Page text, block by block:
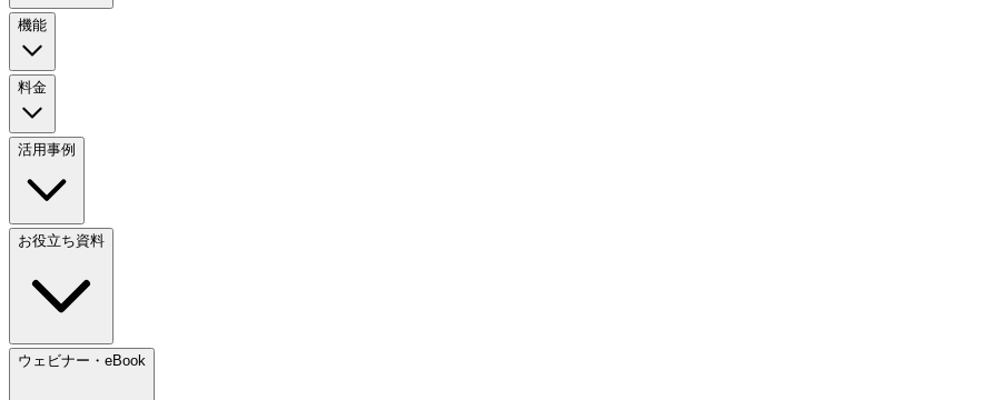
機能
料金
活用事例
お役立ち資料
ウェビナー・eBook